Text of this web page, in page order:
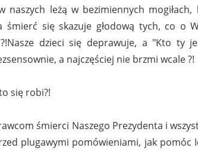
naszych leżą w bezimiennych
śmierć się skazuje głodową tych, co o
dzieci się deprawuje, a "Kto ty
a najczęściej nie brzmi wcale ?!
się robi?!
śmierci Naszego Prezydenta i
plugawymi pomówieniami, jak pomóc